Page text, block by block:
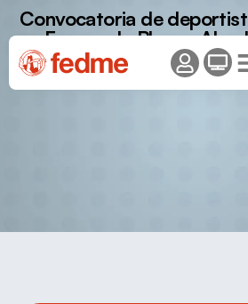
Convocatoria de
Europa de Bloque
Roma y